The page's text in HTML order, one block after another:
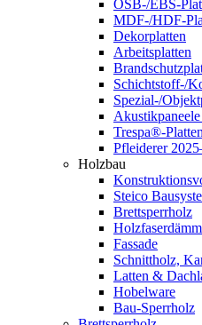
OSB-/EBS-
MDF-/HDF-
Dekorplatten
Arbeitsplatten
Schichtstoff-/
Spezial-/
Trespa®-Platten
Pfleiderer
Holzbau
Steico
Brettsperrholz
Fassade
Schnittholz,
Latten &
Hobelware
Bau-Sperrholz